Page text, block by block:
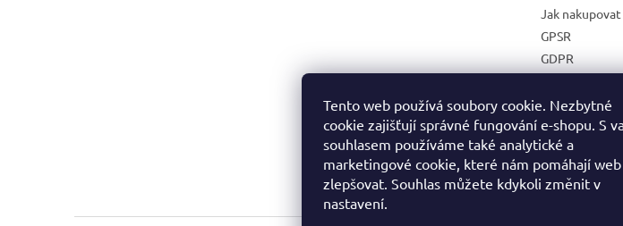
Tento web používá soubory cookie. Nezbytné
cookie zajišťují správné fungování e-shopu. S
souhlasem používáme také analytické a
marketingové cookie, které nám pomáhají web
zlepšovat. Souhlas můžete kdykoli změnit v
nastavení.
Jak nakupovat
GPSR
GDPR
MEDIA KIT